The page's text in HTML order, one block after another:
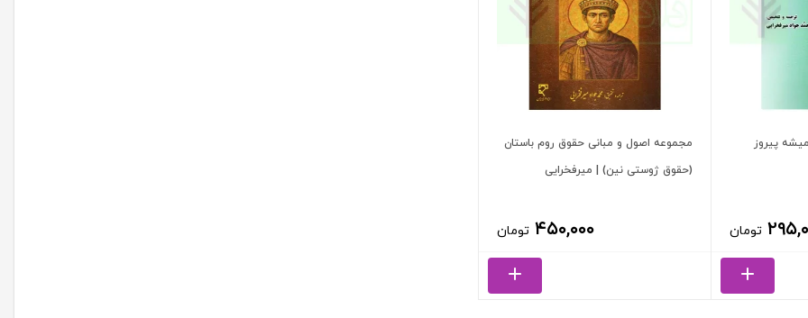
پیروز
تومان
مجموعه اصول و مبانی حقوق روم باستان
(حقوق ژوستی نین) | میرفخرایی
۴۵۰,۰۰۰ تومان